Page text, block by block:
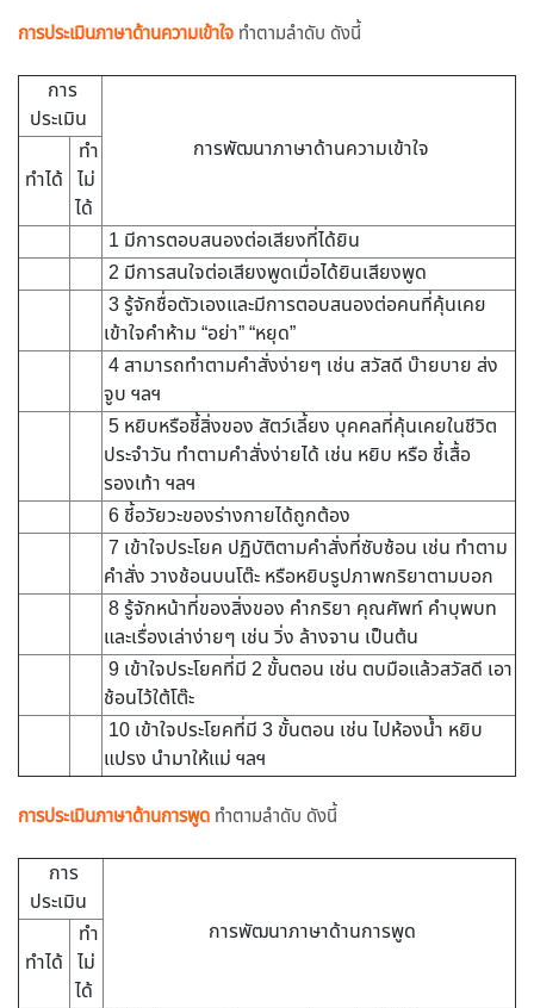
การประเมินภาษาด้านความเข้าใจ ทำตามลำดับ ดังนี้
การ
ประเมิน
การพัฒนาภาษาด้านความเข้าใจ
ทำได้
ทำ
ไม่
ได้
1 มีการตอบสนองต่อเสียงที่ได้ยิน
2 มีการสนใจต่อเสียงพูดเมื่อได้ยินเสียงพูด
3 รู้จักชื่อตัวเองและมีการตอบสนองต่อคนที่คุ้นเคย
เข้าใจคำห้าม “อย่า” “หยุด”
4 สามารถทำตามคำสั่งง่ายๆ เช่น สวัสดี บ๊ายบาย ส่ง
จูบ ฯลฯ
5 หยิบหรือชี้สิ่งของ สัตว์เลี้ยง บุคคลที่คุ้นเคยในชีวิต
ประจำวัน ทำตามคำสั่งง่ายได้ เช่น หยิบ หรือ ชี้เสื้อ
รองเท้า ฯลฯ
6 ชี้อวัยวะของร่างกายได้ถูกต้อง
7 เข้าใจประโยค ปฏิบัติตามคำสั่งที่ซับซ้อน เช่น ทำตาม
คำสั่ง วางช้อนบนโต๊ะ หรือหยิบรูปภาพกริยาตามบอก
8 รู้จักหน้าที่ของสิ่งของ คำกริยา คุณศัพท์ คำบุพบท
และเรื่องเล่าง่ายๆ เช่น วิ่ง ล้างจาน เป็นต้น
9 เข้าใจประโยคที่มี 2 ขั้นตอน เช่น ตบมือแล้วสวัสดี เอา
ช้อนไว้ใต้โต๊ะ
10 เข้าใจประโยคที่มี 3 ขั้นตอน เช่น ไปห้องน้ำ หยิบ
แปรง นำมาให้แม่ ฯลฯ
การประเมินภาษาด้านการพูด ทำตามลำดับ ดังนี้
การ
ประเมิน
การพัฒนาภาษาด้านการพูด
ทำได้
ทำ
ไม่
ได้